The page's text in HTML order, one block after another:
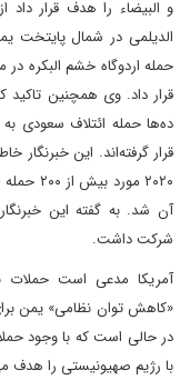
حمله اردوگاه خشم البکره
قرار داد. وی همچنین تاکید
ده‌ها حمله ائتلاف سعودی
۲۰۲۰
شرکت داشت.
آمریکا مدعی است حملات
«کاهش توان نظامی» یمن
در حالی است که با وجود
با رژیم صهیونیستی را هدف